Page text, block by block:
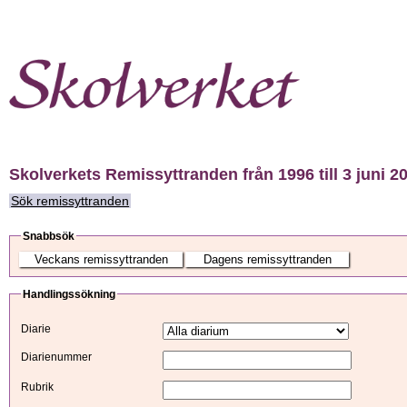
Skolverkets Remissyttranden från 1996 till 3 juni
Sök remissyttranden
Snabbsök
Handlingssökning
Diarie
Diarienummer
Rubrik